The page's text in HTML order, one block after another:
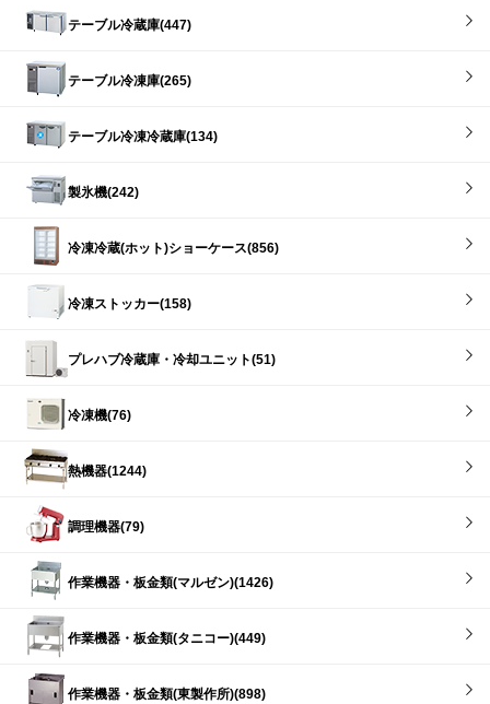
テーブル冷蔵庫(447)
テーブル冷凍庫(265)
テーブル冷凍冷蔵庫(134)
製氷機(242)
冷凍冷蔵(ホット)ショーケース(856)
冷凍ストッカー(158)
プレハブ冷蔵庫・冷却ユニット(51)
冷凍機(76)
熱機器(1244)
調理機器(79)
作業機器・板金類(マルゼン)(1426)
作業機器・板金類(タニコー)(449)
作業機器・板金類(東製作所)(898)